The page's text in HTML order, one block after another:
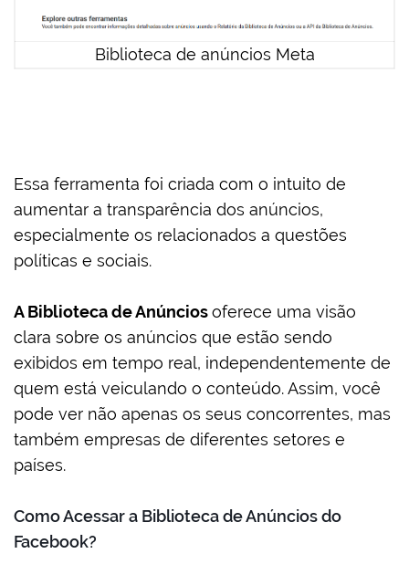
Biblioteca de anúncios Meta
Essa ferramenta foi criada com o intuito de
aumentar a transparência dos anúncios,
especialmente os relacionados a questões
políticas e sociais.
A Biblioteca de Anúnciosoferece uma visão
clara sobre os anúncios que estão sendo
exibidos em tempo real, independentemente de
quem está veiculando o conteúdo. Assim, você
pode ver não apenas os seus concorrentes, mas
também empresas de diferentes setores e
países.
Como Acessar a Biblioteca de Anúncios do
Facebook?